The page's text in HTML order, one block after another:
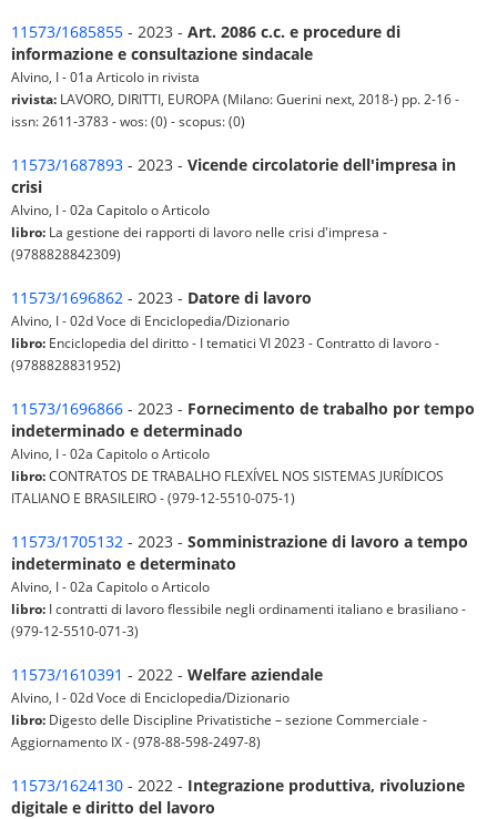
11573/1685855 - 2023 - Art. 2086 c.c. e procedure di
informazione e consultazione sindacale
Alvino, I - 01a Articolo in rivista
rivista: LAVORO, DIRITTI, EUROPA (Milano: Guerini next, 2018-) pp. 2-16 -
issn: 2611-3783 - wos: (0) - scopus: (0)
11573/1687893 - 2023 - Vicende circolatorie dell'impresa in
crisi
Alvino, I - 02a Capitolo o Articolo
libro: La gestione dei rapporti di lavoro nelle crisi d'impresa -
(9788828842309)
11573/1696862 - 2023 - Datore di lavoro
Alvino, I - 02d Voce di Enciclopedia/Dizionario
libro: Enciclopedia del diritto - I tematici VI 2023 - Contratto di lavoro -
(9788828831952)
11573/1696866 - 2023 - Fornecimento de trabalho por tempo
indeterminado e determinado
Alvino, I - 02a Capitolo o Articolo
libro:CONTRATOS DE TRABALHO FLEXÍVEL NOS SISTEMAS JURÍDICOS
ITALIANO E BRASILEIRO - (979-12-5510-075-1)
11573/1705132 - 2023 - Somministrazione di lavoro a tempo
indeterminato e determinato
Alvino, I - 02a Capitolo o Articolo
libro: I contratti di lavoro flessibile negli ordinamenti italiano e brasiliano -
(979-12-5510-071-3)
11573/1610391 - 2022 - Welfare aziendale
Alvino, I - 02d Voce di Enciclopedia/Dizionario
libro: Digesto delle Discipline Privatistiche – sezione Commerciale -
Aggiornamento IX - (978-88-598-2497-8)
11573/1624130 - 2022 - Integrazione produttiva, rivoluzione
digitale e diritto del lavoro